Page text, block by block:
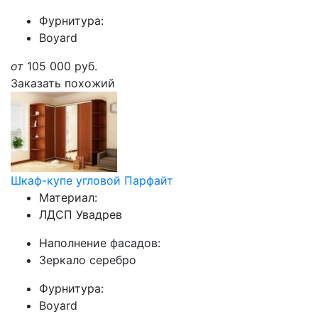
Фурнитура:
Boyard
от 105 000 руб.
Заказать похожий
Шкаф-купе угловой Парфайт
Материал:
ЛДСП Увадрев
Наполнение фасадов:
Зеркало серебро
Фурнитура:
Boyard